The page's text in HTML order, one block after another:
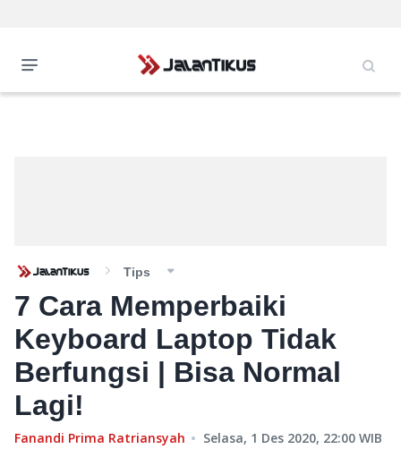
Tips
7 Cara Memperbaiki
Keyboard Laptop Tidak
Berfungsi | Bisa Normal
Lagi!
Fanandi Prima Ratriansyah Selasa, 1 Des 2020, 22:00 WIB